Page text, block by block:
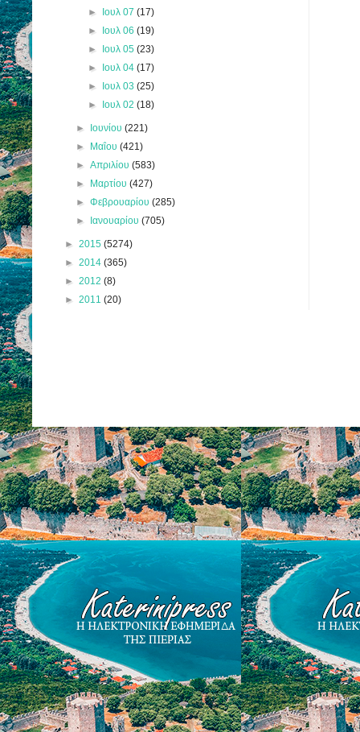
► Ιουλ 07 (17)
► Ιουλ 06 (19)
► Ιουλ 05 (23)
► Ιουλ 04 (17)
► Ιουλ 03 (25)
► Ιουλ 02 (18)
► Ιουνίου(221)
► Μαΐου(421)
►Απριλίου(583)
► Μαρτίου(427)
►Φεβρουαρίου(285)
► Ιανουαρίου(705)
► 2015 (5274)
► 2014 (365)
► 2012 (8)
► 2011 (20)